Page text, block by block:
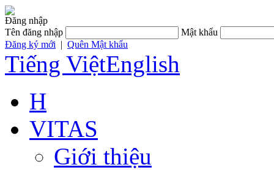
Đăng nhập
Tên đăng nhập
Mật khẩu
Đăng ký mới | Quên Mật khẩu
Tiếng ViệtEnglish
H
VITAS
Giới thiệu